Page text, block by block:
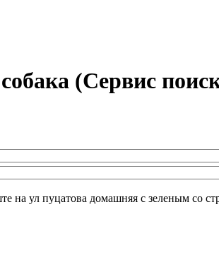
(Сервис
на ул пуцатова домашняя с зеленым со